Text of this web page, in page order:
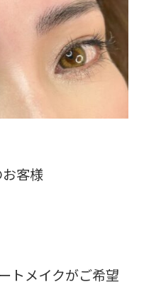
客様
トメイクがご希望